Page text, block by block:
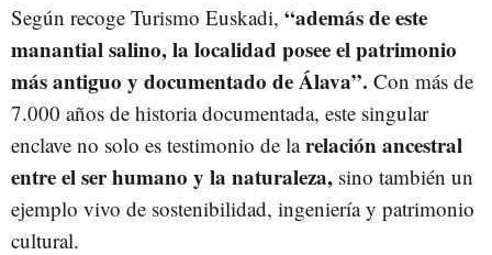
Según recoge Turismo Euskadi, “además de este
manantial salino, la localidad posee el patrimonio
más antiguo y documentado de Álava”. Con más de
7.000 años de historia documentada, este singular
enclave no solo es testimonio de larelación ancestral
entre el ser humano y la naturaleza, sino también un
ejemplo vivo de sostenibilidad, ingeniería y patrimonio
cultural.